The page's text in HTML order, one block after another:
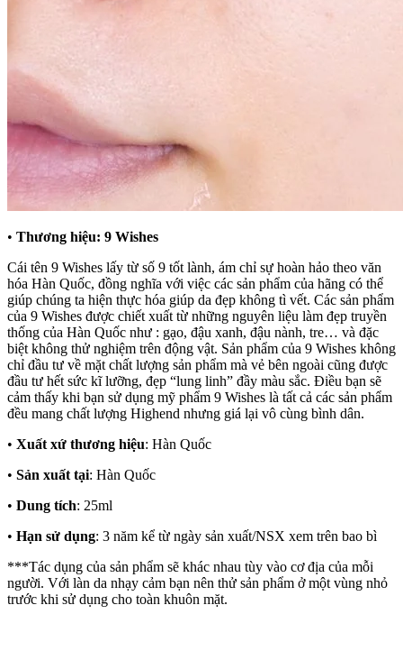
• Thương hiệu: 9 Wishes
Cái tên 9 Wishes lấy từ số 9 tốt lành, ám chỉ sự hoàn hảo theo văn
hóa Hàn Quốc, đồng nghĩa với việc các sản phẩm của hãng có thể
giúp chúng ta hiện thực hóa giúp da đẹp không tì vết. Các sản phẩm
của 9 Wishes được chiết xuất từ những nguyên liệu làm đẹp truyền
thống của Hàn Quốc như : gạo, đậu xanh, đậu nành, tre… và đặc
biệt không thử nghiệm trên động vật. Sản phẩm của 9 Wishes không
chỉ đầu tư về mặt chất lượng sản phẩm mà vẻ bên ngoài cũng được
đầu tư hết sức kĩ lưỡng, đẹp “lung linh” đầy màu sắc. Điều bạn sẽ
cảm thấy khi bạn sử dụng mỹ phẩm 9 Wishes là tất cả các sản phẩm
đều mang chất lượng Highend nhưng giá lại vô cùng bình dân.
• Xuất xứ thương hiệu: Hàn Quốc
• Sản xuất tại: Hàn Quốc
• Dung tích: 25ml
• Hạn sử dụng: 3 năm kể từ ngày sản xuất/NSX xem trên bao bì
***Tác dụng của sản phẩm sẽ khác nhau tùy vào cơ địa của mỗi
người. Với làn da nhạy cảm bạn nên thử sản phẩm ở một vùng nhỏ
trước khi sử dụng cho toàn khuôn mặt.